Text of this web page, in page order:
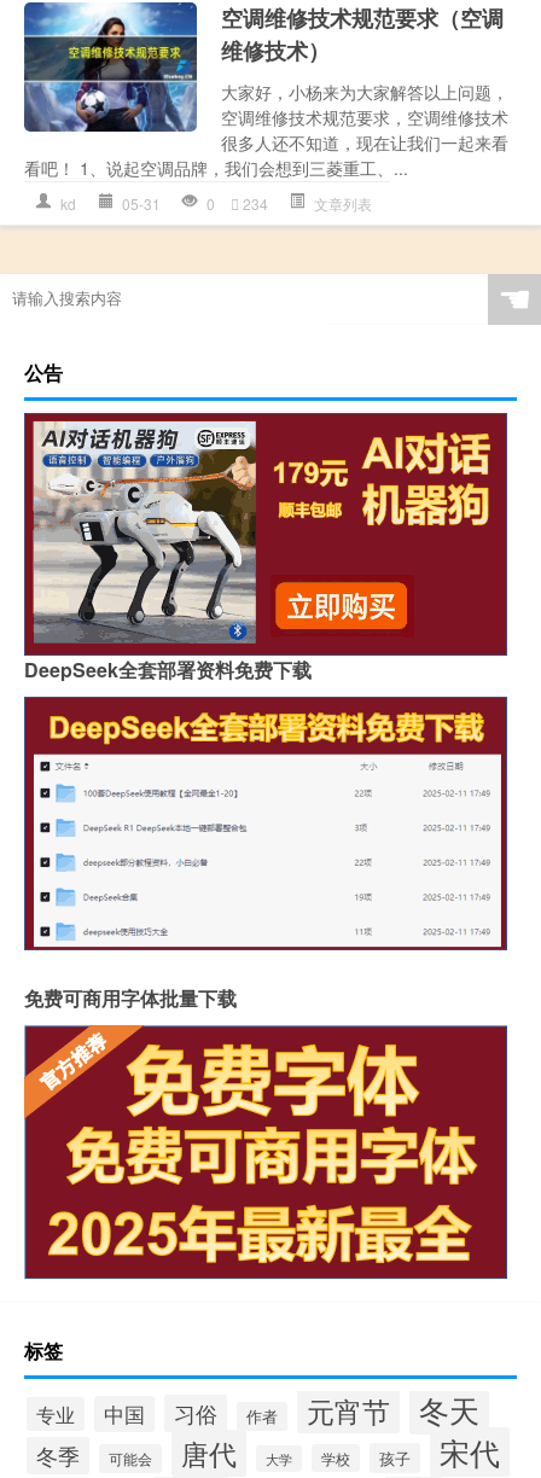
空调维修技术规范要求（空调
维修技术）
大家好，小杨来为大家解答以上问题，
空调维修技术规范要求，空调维修技术
很多人还不知道，现在让我们一起来看
看吧！ 1、说起空调品牌，我们会想到三菱重工、...
kd 05-31 0 234 文章列表
☚
公告
DeepSeek全套部署资料免费下载
免费可商用字体批量下载
标签
专业 中国 习俗 作者 元宵节 冬天
冬季 可能会 唐代 大学 学校 孩子 宋代